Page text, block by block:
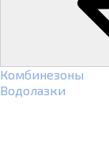
Комбинезоны
Водолазки